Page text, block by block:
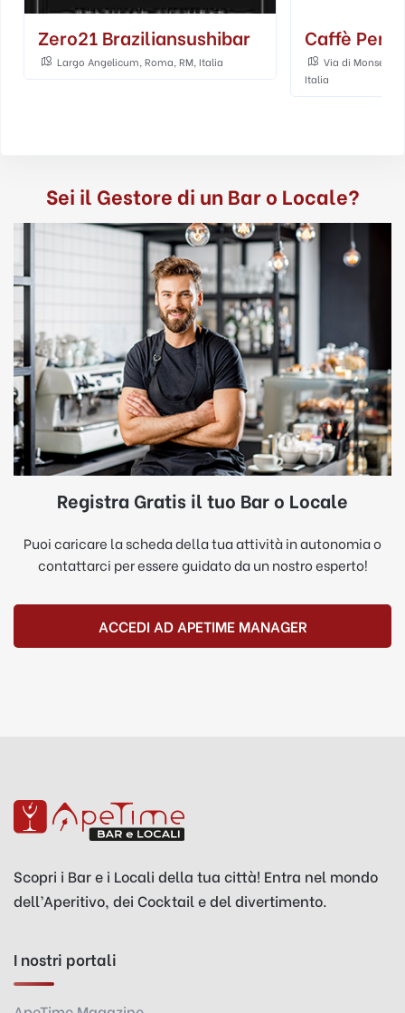
Zero21 Braziliansushibar
Largo Angelicum, Roma, RM, Italia
Caffè Perù
Via di
Italia
Sei il Gestore di un Bar o Locale?
Registra Gratis il tuo Bar o Locale
Puoi caricare la scheda della tua attività in autonomia o
contattarci per essere guidato da un nostro esperto!
ACCEDI AD APETIME MANAGER
Scopri i Bar e i Locali della tua città! Entra nel mondo
dell’Aperitivo, dei Cocktail e del divertimento.
I nostri portali